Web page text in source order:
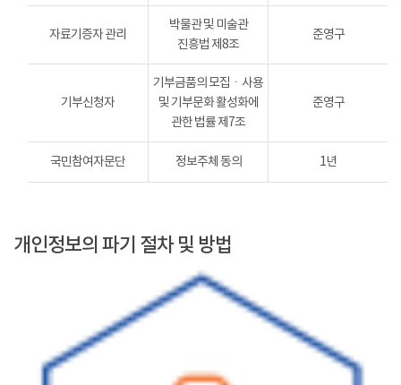
자료기증자 관리
박물관 및 미술관
진흥법 제8조
준영구
기부신청자
기부금품의 모집ㆍ사용
및 기부문화 활성화에
관한 법률 제7조
준영구
국민참여자문단 정보주체 동의 1년
개인정보의 파기 절차 및 방법